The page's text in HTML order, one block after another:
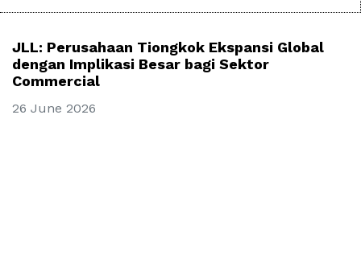
JLL: Perusahaan Tiongkok Ekspansi Global
dengan Implikasi Besar bagi Sektor
Commercial
26 June 2026